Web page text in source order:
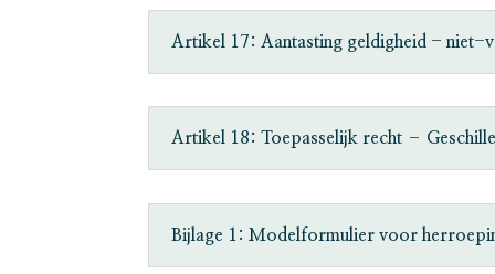
Artikel 17: Aantasting geldigheid - niet-
Artikel 18: Toepasselijk recht –
Bijlage 1: Modelformulier voor